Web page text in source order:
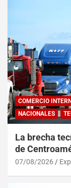
COMERCIO
NACIONALES
La brecha
de
07/08/2026